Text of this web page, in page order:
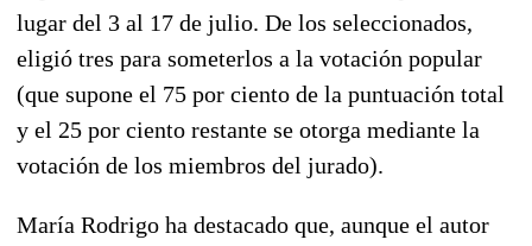
lugar del 3 al 17 de julio. De los seleccionados,
eligió tres para someterlos a la votación popular
(que supone el 75 por ciento de la puntuación total
y el 25 por ciento restante se otorga mediante la
votación de los miembros del jurado).
María Rodrigo ha destacado que, aunque el autor